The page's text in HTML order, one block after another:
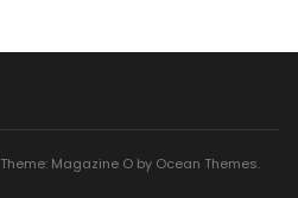
Theme: Magazine O by Ocean Themes.